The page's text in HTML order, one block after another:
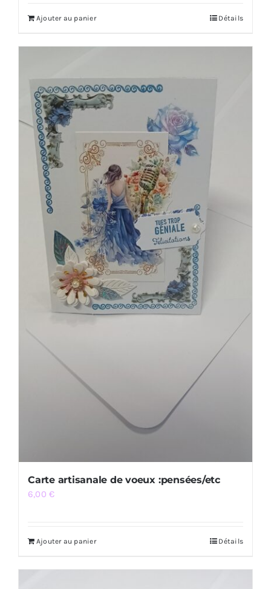
Ajouter au panier Détails
Carte artisanale de voeux :pensées/etc
6,00€
Ajouter au panier Détails